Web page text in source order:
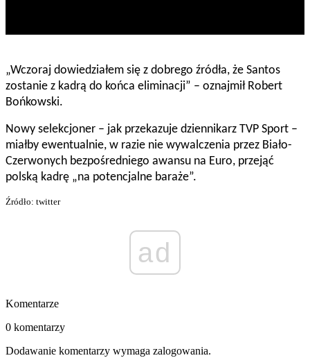
„Wczoraj dowiedziałem się z dobrego źródła, że Santos
zostanie z kadrą do końca eliminacji” – oznajmił Robert
Bońkowski.
Nowy selekcjoner – jak przekazuje dziennikarz TVP Sport –
miałby ewentualnie, w razie nie wywalczenia przez Biało-
Czerwonych bezpośredniego awansu na Euro, przejąć
polską kadrę „na potencjalne baraże”.
Źródło: twitter
ad
Komentarze
0 komentarzy
Dodawanie komentarzy wymaga zalogowania.